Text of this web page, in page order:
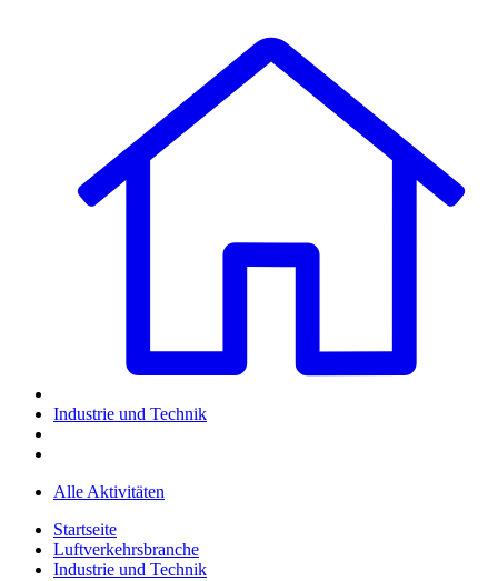
Industrie und Technik
Alle Aktivitäten
Startseite
Luftverkehrsbranche
Industrie und Technik